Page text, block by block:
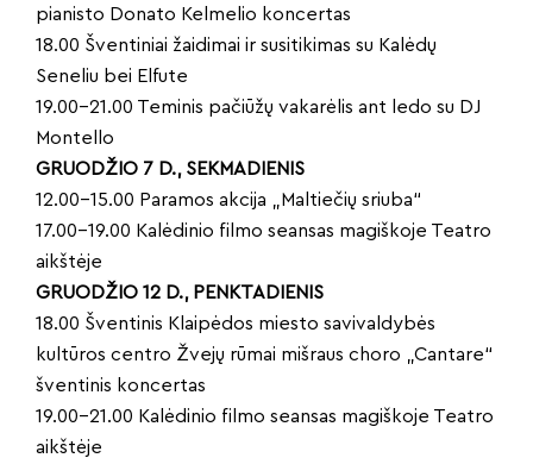
pianisto Donato Kelmelio koncertas
18.00 Šventiniai žaidimai ir susitikimas su Kalėdų
Seneliu bei Elfute
19.00–21.00 Teminis pačiūžų vakarėlis ant ledo su DJ
Montello
GRUODŽIO 7 D., SEKMADIENIS
12.00–15.00 Paramos akcija „Maltiečių sriuba“
17.00–19.00 Kalėdinio filmo seansas magiškoje Teatro
aikštėje
GRUODŽIO 12 D., PENKTADIENIS
18.00 Šventinis Klaipėdos miesto savivaldybės
kultūros centro Žvejų rūmai mišraus choro „Cantare“
šventinis koncertas
19.00–21.00 Kalėdinio filmo seansas magiškoje Teatro
aikštėje